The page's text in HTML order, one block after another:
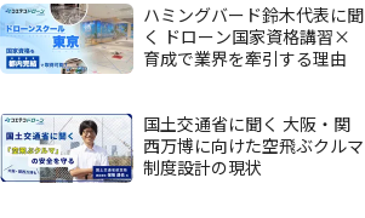
ハミングバード鈴木代表に聞
く ドローン国家資格講習×
育成で業界を牽引する理由
国土交通省に聞く 大阪・関
西万博に向けた空飛ぶクルマ
制度設計の現状